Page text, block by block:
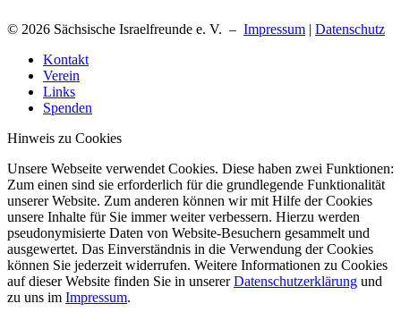
© 2026 Sächsische Israelfreunde e. V. – Impressum | Datenschutz
Kontakt
Verein
Links
Spenden
Hinweis zu Cookies
Unsere Webseite verwendet Cookies. Diese haben zwei Funktionen:
Zum einen sind sie erforderlich für die grundlegende Funktionalität
unserer Website. Zum anderen können wir mit Hilfe der Cookies
unsere Inhalte für Sie immer weiter verbessern. Hierzu werden
pseudonymisierte Daten von Website-Besuchern gesammelt und
ausgewertet. Das Einverständnis in die Verwendung der Cookies
können Sie jederzeit widerrufen. Weitere Informationen zu Cookies
auf dieser Website finden Sie in unsererDatenschutzerklärung und
zu uns im Impressum.